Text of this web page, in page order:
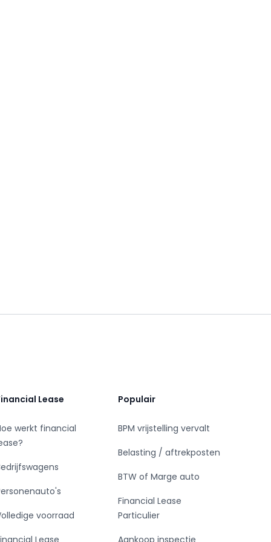
Lease
werkt financial
voorraad
Lease
Populair
BPM vrijstelling vervalt
Belasting / aftrekposten
BTW of Marge auto
Financial Lease
Particulier
Aankoop inspectie